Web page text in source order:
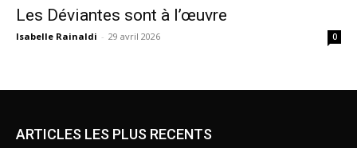
Les Déviantes sont à l’œuvre
Isabelle Rainaldi - 29 avril 2026 0
ARTICLES LES PLUS RECENTS